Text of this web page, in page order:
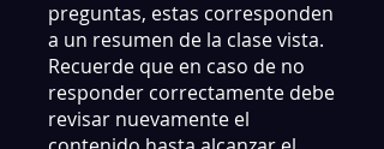
preguntas, estas corresponden
a un resumen de la clase vista.
Recuerde que en caso de no
responder correctamente debe
revisar nuevamente el